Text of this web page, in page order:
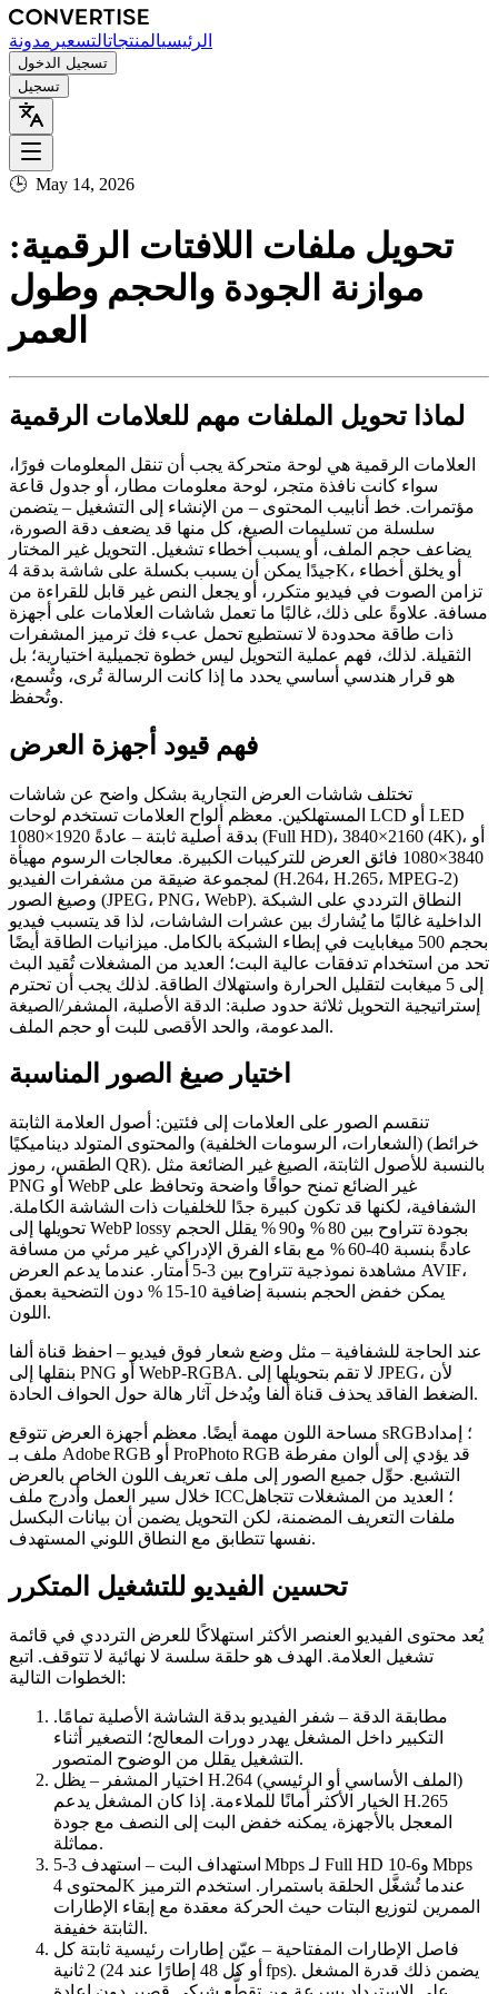
الرئيسيالمنتجاتالتسعير مدونة
تسجيل الدخول
تسجيل
🕒 May 14, 2026
تحويل ملفات اللافتات الرقمية:
موازنة الجودة والحجم وطول
العمر
لماذا تحويل الملفات مهم للعلامات الرقمية
العلامات الرقمية هي لوحة متحركة يجب أن تنقل المعلومات فورًا،
سواء كانت نافذة متجر، لوحة معلومات مطار، أو جدول قاعة
مؤتمرات. خط أنابيب المحتوى – من الإنشاء إلى التشغيل – يتضمن
سلسلة من تسليمات الصيغ، كل منها قد يضعف دقة الصورة،
يضاعف حجم الملف، أو يسبب أخطاء تشغيل. التحويل غير المختار
جيدًا يمكن أن يسبب بكسلة على شاشة بدقة 4K، أو يخلق أخطاء
تزامن الصوت في فيديو متكرر، أو يجعل النص غير قابل للقراءة من
مسافة. علاوةً على ذلك، غالبًا ما تعمل شاشات العلامات على أجهزة
ذات طاقة محدودة لا تستطيع تحمل عبء فك ترميز المشفرات
الثقيلة. لذلك، فهم عملية التحويل ليس خطوة تجميلية اختيارية؛ بل
هو قرار هندسي أساسي يحدد ما إذا كانت الرسالة تُرى، وتُسمع،
وتُحفظ.
فهم قيود أجهزة العرض
تختلف شاشات العرض التجارية بشكل واضح عن شاشات
المستهلكين. معظم ألواح العلامات تستخدم لوحات LCD أو LED
بدقة أصلية ثابتة – عادةً 1920×1080 (Full HD)، 3840×2160 (4K)، أو
3840×1080 فائق العرض للتركيبات الكبيرة. معالجات الرسوم مهيأة
لمجموعة ضيقة من مشفرات الفيديو (H.264، H.265، MPEG‑2)
وصيغ الصور (JPEG، PNG، WebP). النطاق الترددي على الشبكة
الداخلية غالبًا ما يُشارك بين عشرات الشاشات، لذا قد يتسبب فيديو
بحجم 500 ميغابايت في إبطاء الشبكة بالكامل. ميزانيات الطاقة أيضًا
تحد من استخدام تدفقات عالية البت؛ العديد من المشغلات تُقيد البث
إلى 5 ميغابت لتقليل الحرارة واستهلاك الطاقة. لذلك يجب أن تحترم
إستراتيجية التحويل ثلاثة حدود صلبة: الدقة الأصلية، المشفر/الصيغة
المدعومة، والحد الأقصى للبت أو حجم الملف.
اختيار صيغ الصور المناسبة
تنقسم الصور على العلامات إلى فئتين: أصول العلامة الثابتة
(الشعارات، الرسومات الخلفية) والمحتوى المتولد ديناميكيًا (خرائط
الطقس، رموز QR). بالنسبة للأصول الثابتة، الصيغ غير الضائعة مثل
PNG أو WebP غير الضائع تمنح حوافًا واضحة وتحافظ على
الشفافية، لكنها قد تكون كبيرة جدًا للخلفيات ذات الشاشة الكاملة.
WebP lossy
عادةً بنسبة 40‑60 % مع بقاء الفرق الإدراكي غير مرئي من مسافة
AVIF،
يمكن خفض الحجم بنسبة إضافية 10‑15 % دون التضحية بعمق
اللون.
عند الحاجة للشفافية – مثل وضع شعار فوق فيديو – احفظ قناة ألفا
بنقلها إلى PNG أو WebP‑RGBA. لا تقم بتحويلها إلى JPEG، لأن
الضغط الفاقد يحذف قناة ألفا ويُدخل آثار هالة حول الحواف الحادة.
مساحة اللون مهمة أيضًا. معظم أجهزة العرض تتوقع sRGB؛ إمداد
ملف بـ Adobe RGB أو ProPhoto RGB قد يؤدي إلى ألوان مفرطة
التشبع. حوِّل جميع الصور إلى ملف تعريف اللون الخاص بالعرض
خلال سير العمل وأدرج ملف ICC؛ العديد من المشغلات تتجاهل
ملفات التعريف المضمنة، لكن التحويل يضمن أن بيانات البكسل
نفسها تتطابق مع النطاق اللوني المستهدف.
تحسين الفيديو للتشغيل المتكرر
يُعد محتوى الفيديو العنصر الأكثر استهلاكًا للعرض الترددي في قائمة
تشغيل العلامة. الهدف هو حلقة سلسة لا نهائية لا تتوقف. اتبع
الخطوات التالية:
مطابقة الدقة – شفر الفيديو بدقة الشاشة الأصلية تمامًا.
التكبير داخل المشغل يهدر دورات المعالج؛ التصغير أثناء
التشغيل يقلل من الوضوح المتصور.
اختيار المشفر – يظل H.264 (الملف الأساسي أو الرئيسي)
الخيار الأكثر أمانًا للملاءمة. إذا كان المشغل يدعم H.265
المعجل بالأجهزة، يمكنه خفض البت إلى النصف مع جودة
مماثلة.
استهداف البت
– استهدف 3‑5 Mbps لـ Full HD و6‑10 Mbps
لمحتوى 4K عندما تُشغَّل الحلقة باستمرار. استخدم الترميز
الممرين لتوزيع البتات حيث الحركة معقدة مع إبقاء الإطارات
الثابتة خفيفة.
فاصل الإطارات المفتاحية – عيّن إطارات رئيسية ثابتة كل
2 ثانية (أو كل 48 إطارًا عند 24 fps). يضمن ذلك قدرة المشغل